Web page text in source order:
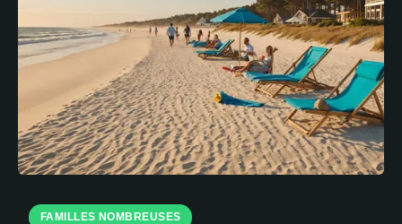
FAMILLES NOMBREUSES